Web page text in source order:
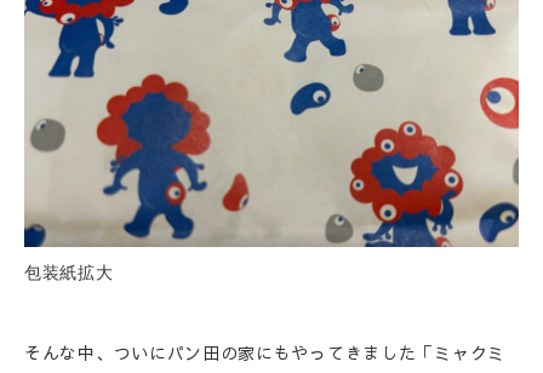
包装紙拡大
そんな中、ついにパン田の家にもやってきました「ミャクミ